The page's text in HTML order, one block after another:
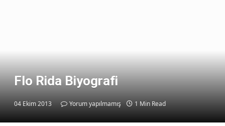
Flo Rida Biyografi
04 Ekim 2013 Yorum yapılmamış 1 Min Read